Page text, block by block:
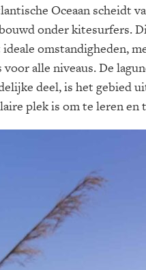
Oceaan scheidt
onder kitesurfers.
omstandigheden,
voor alle niveaus. De
deel, is het gebied
plek is om te leren en